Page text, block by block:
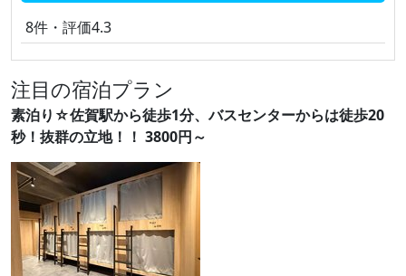
8件・評価4.3
注目の宿泊プラン
素泊り☆佐賀駅から徒歩1分、バスセンターからは徒歩20
秒！抜群の立地！！ 3800円～